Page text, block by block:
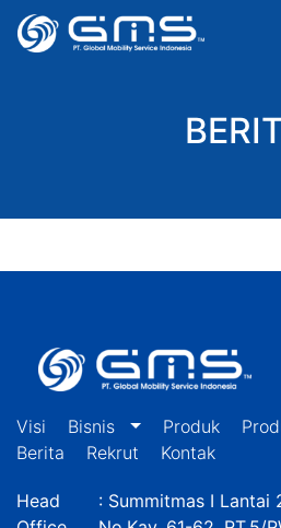
Visi Bisnis Produk
Berita
Rekrut Kontak
Head
: Summitmas I Lantai